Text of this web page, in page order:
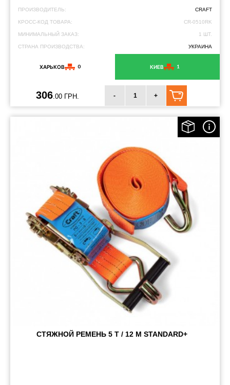
ПРОИЗВОДИТЕЛЬ: CRAFT
КРОСС-КОД ТОВАРА: CR-0510RK
МИНИМАЛЬНЫЙ ЗАКАЗ: 1 ШТ.
СТРАНА ПРОИЗВОДСТВА: УКРАИНА
ХАРЬКОВ 0 КИЕВ 1
306.00 ГРН. - +
СТЯЖНОЙ РЕМЕНЬ 5 Т / 12 М STANDARD+